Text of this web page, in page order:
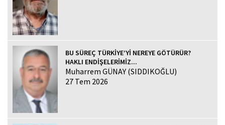
BU SÜREÇ TÜRKİYE’Yİ NEREYE GÖTÜRÜR?
HAKLI ENDİŞELERİMİZ...
Muharrem GÜNAY (SIDDIKOĞLU)
27 Tem 2026